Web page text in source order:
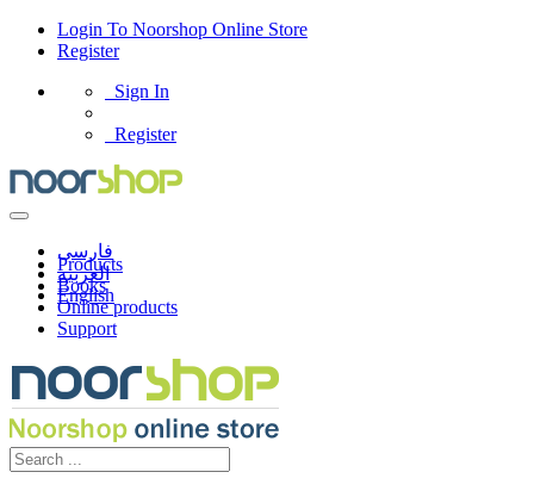
Login To Noorshop Online Store
Register
Sign In
Register
فارسی
العربیه
English
Products
Books
Online products
Support